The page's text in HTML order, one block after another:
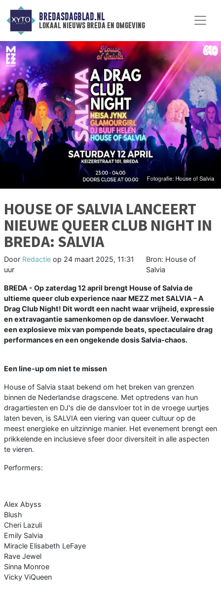
BREDASDAGBLAD.NL
lokaal nieuws breda en omgeving
HOUSE OF SALVIA LANCEERT
NIEUWE QUEER CLUB NIGHT IN
BREDA: SALVIA
Door Redactie op 24 maart 2025, 11:31
uur
Bron: House of
Salvia
BREDA - Op zaterdag 12 april brengt House of Salvia de
ultieme queer club experience naar MEZZ met SALVIA – A
Drag Club Night! Dit wordt een nacht waar vrijheid, expressie
en extravagantie samenkomen op de dansvloer. Verwacht
een explosieve mix van pompende beats, spectaculaire drag
performances en een ongekende dosis Salvia-chaos.
Een line-up om niet te missen
House of Salvia staat bekend om het breken van grenzen
binnen de Nederlandse dragscene. Met optredens van hun
dragartiesten en DJ's die de dansvloer tot in de vroege uurtjes
laten beven, is SALVIA een viering van queer cultuur op de
meest energieke en uitzinnige manier. Het evenement brengt een
prikkelende en inclusieve sfeer door diversiteit in alle aspecten
te vieren.
Performers:
Alex Abyss
Blush
Cheri Lazuli
Emily Salvia
Miracle Elisabeth LeFaye
Rave Jewel
Sinna Monroe
Vicky ViQueen